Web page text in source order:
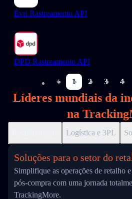
Evri Rastreamento API
DPD Rastreamento API
1 2 3 4
Líderes mundiais da
na
Logística e 3PL
Soluções para o setor do
Simplifique as operações de retalho
pós-compra com uma jornada
TrackingMore.